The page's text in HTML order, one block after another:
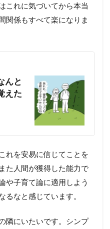
これに気づいてから本当
関係もすべて楽になりま
んと
えた
れを安易に信じてことを
た人間が獲得した能力で
や子育て論に適用しよう
るなと感じています。
隣にいたいです。シンプ